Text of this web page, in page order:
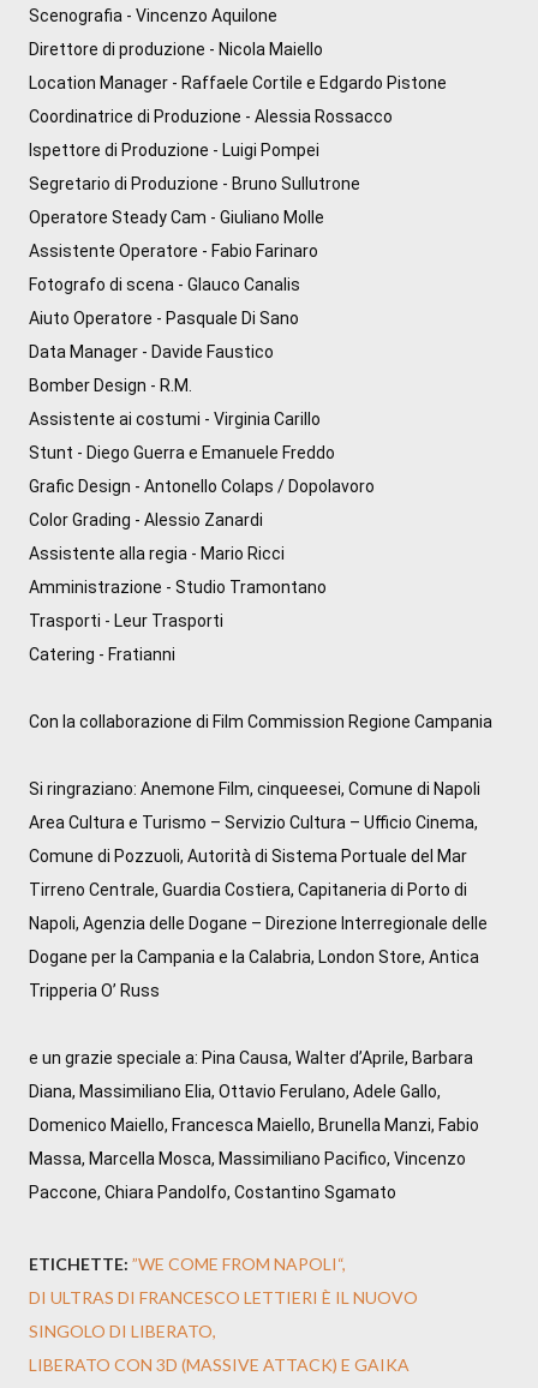
Scenografia - Vincenzo Aquilone
Direttore di produzione - Nicola Maiello
Location Manager - Raffaele Cortile e Edgardo Pistone
Coordinatrice di Produzione - Alessia Rossacco
Ispettore di Produzione - Luigi Pompei
Segretario di Produzione - Bruno Sullutrone
Operatore Steady Cam - Giuliano Molle
Assistente Operatore - Fabio Farinaro
Fotografo di scena - Glauco Canalis
Aiuto Operatore - Pasquale Di Sano
Data Manager - Davide Faustico
Bomber Design - R.M.
Assistente ai costumi - Virginia Carillo
Stunt - Diego Guerra e Emanuele Freddo
Grafic Design - Antonello Colaps / Dopolavoro
Color Grading - Alessio Zanardi
Assistente alla regia - Mario Ricci
Amministrazione - Studio Tramontano
Trasporti - Leur Trasporti
Catering - Fratianni
Con la collaborazione di Film Commission Regione Campania
Si ringraziano: Anemone Film, cinqueesei, Comune di Napoli
Area Cultura e Turismo – Servizio Cultura – Ufficio Cinema,
Comune di Pozzuoli, Autorità di Sistema Portuale del Mar
Tirreno Centrale, Guardia Costiera, Capitaneria di Porto di
Napoli, Agenzia delle Dogane – Direzione Interregionale delle
Dogane per la Campania e la Calabria, London Store, Antica
Tripperia O’ Russ
e un grazie speciale a: Pina Causa, Walter d’Aprile, Barbara
Diana, Massimiliano Elia, Ottavio Ferulano, Adele Gallo,
Domenico Maiello, Francesca Maiello, Brunella Manzi, Fabio
Massa, Marcella Mosca, Massimiliano Pacifico, Vincenzo
Paccone, Chiara Pandolfo, Costantino Sgamato
ETICHETTE: ”WE COME FROM NAPOLI“
DI ULTRAS DI FRANCESCO LETTIERI È IL NUOVO
SINGOLO DI LIBERATO
LIBERATO CON 3D (MASSIVE ATTACK) E GAIKA